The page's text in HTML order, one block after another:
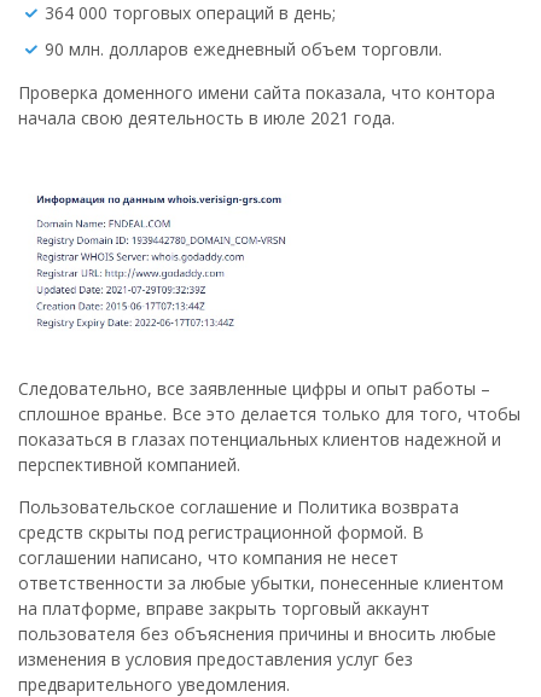
364 000 торговых операций в день;
90 млн. долларов ежедневный объем торговли.
Проверка доменного имени сайта показала, что контора
начала свою деятельность в июле 2021 года.
Следовательно, все заявленные цифры и опыт работы –
сплошное вранье. Все это делается только для того, чтобы
показаться в глазах потенциальных клиентов надежной и
перспективной компанией.
Пользовательское соглашение и Политика возврата
средств скрыты под регистрационной формой. В
соглашении написано, что компания не несет
ответственности за любые убытки, понесенные клиентом
на платформе, вправе закрыть торговый аккаунт
пользователя без объяснения причины и вносить любые
изменения в условия предоставления услуг без
предварительного уведомления.